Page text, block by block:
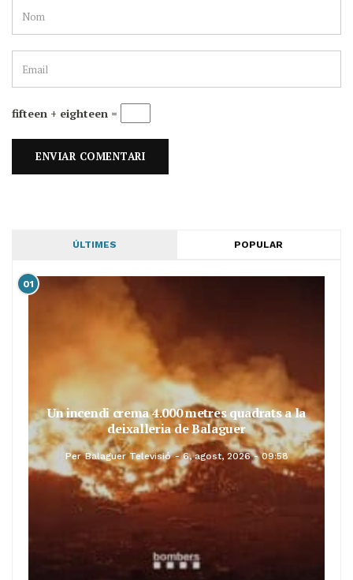
fifteen + eighteen =
ÚLTIMES POPULAR
01
Un incendi crema 4.000 metres quadrats a la
deixalleria de Balaguer
Per Balaguer Televisió 6, agost, 2026 - 09:58